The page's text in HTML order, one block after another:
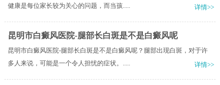
健康是每位家长较为关心的问题，而当孩.....
详情>>
昆明市白癜风医院-腿部长白斑是不是白癜风呢
昆明市白癜风医院-腿部长白斑是不是白癜风呢？腿部出现白斑，对于许
多人来说，可能是一个令人担忧的症状。.....
详情>>